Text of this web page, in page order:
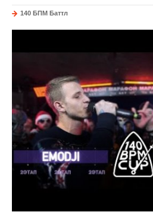
140 БПМ Баттл